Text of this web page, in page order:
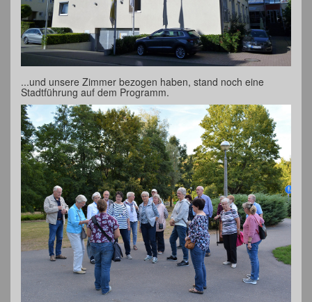
...und unsere Zimmer bezogen haben, stand noch eine
Stadtführung auf dem Programm.